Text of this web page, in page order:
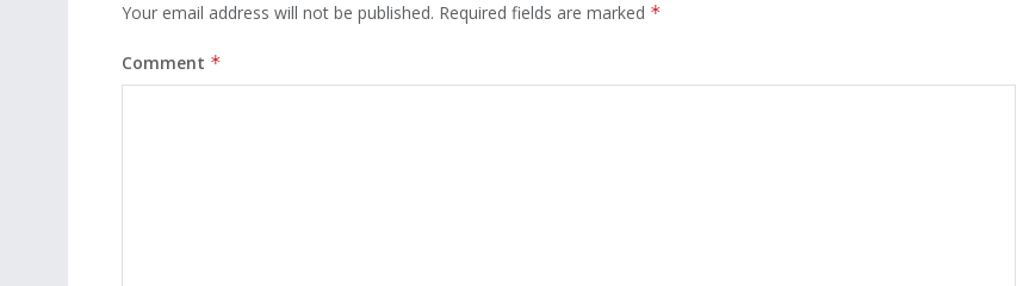
Your email address will not be published. Required fields are marked *
Comment *